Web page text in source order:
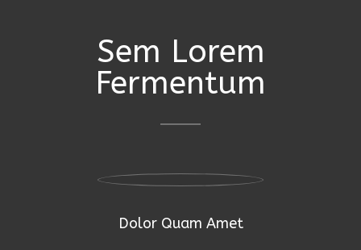
Sem Lorem
Fermentum
Dolor Quam Amet